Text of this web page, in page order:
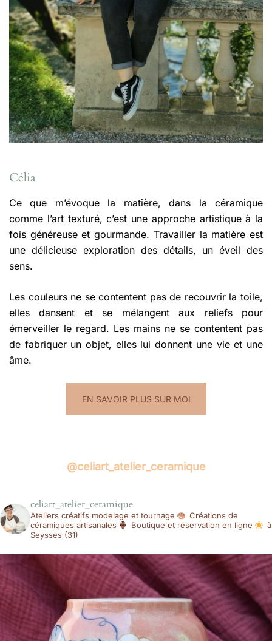
Célia
Ce que m’évoque la matière, dans la céramique
comme l’art texturé, c’est une approche artistique à la
fois généreuse et gourmande. Travailler la matière est
une délicieuse exploration des détails, un éveil des
sens.
Les couleurs ne se contentent pas de recouvrir la toile,
elles dansent et se mélangent aux reliefs pour
émerveiller le regard. Les mains ne se contentent pas
de fabriquer un objet, elles lui donnent une vie et une
âme.
EN SAVOIR PLUS SUR MOI
@celiart_atelier_ceramique
celiart_atelier_ceramique
Ateliers créatifs modelage et tournage
Créations de
céramiques artisanales
Boutique et réservation en ligne
à
Seysses (31)